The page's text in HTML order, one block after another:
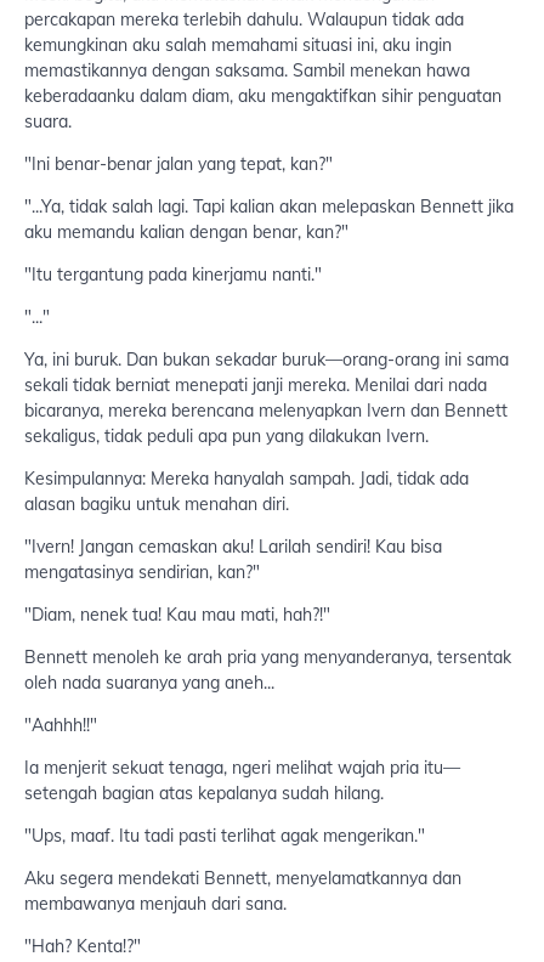
percakapan mereka terlebih dahulu. Walaupun tidak ada
kemungkinan aku salah memahami situasi ini, aku ingin
memastikannya dengan saksama. Sambil menekan hawa
keberadaanku dalam diam, aku mengaktifkan sihir penguatan
suara.
"Ini benar-benar jalan yang tepat, kan?"
"...Ya, tidak salah lagi. Tapi kalian akan melepaskan Bennett jika
aku memandu kalian dengan benar, kan?"
"Itu tergantung pada kinerjamu nanti."
"..."
Ya, ini buruk. Dan bukan sekadar buruk—orang-orang ini sama
sekali tidak berniat menepati janji mereka. Menilai dari nada
bicaranya, mereka berencana melenyapkan Ivern dan Bennett
sekaligus, tidak peduli apa pun yang dilakukan Ivern.
Kesimpulannya: Mereka hanyalah sampah. Jadi, tidak ada
alasan bagiku untuk menahan diri.
"Ivern! Jangan cemaskan aku! Larilah sendiri! Kau bisa
mengatasinya sendirian, kan?"
"Diam, nenek tua! Kau mau mati, hah?!"
Bennett menoleh ke arah pria yang menyanderanya, tersentak
oleh nada suaranya yang aneh...
"Aahhh!!"
Ia menjerit sekuat tenaga, ngeri melihat wajah pria itu—
setengah bagian atas kepalanya sudah hilang.
"Ups, maaf. Itu tadi pasti terlihat agak mengerikan."
Aku segera mendekati Bennett, menyelamatkannya dan
membawanya menjauh dari sana.
"Hah? Kenta!?"